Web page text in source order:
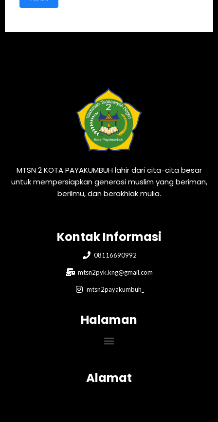
MTSN 2 KOTA PAYAKUMBUH lahir dari cita-cita besar
untuk mempersiapkan generasi muslim yang beriman,
berilmu, dan berakhlak mulia.
Kontak Informasi
08116690992
mtsn2pyk.kng@gmail.com
mtsn2payakumbuh_
Halaman
Menu
Alamat